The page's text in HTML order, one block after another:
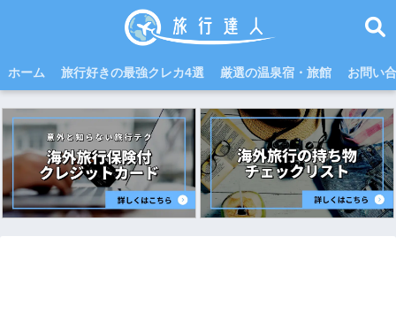
ホーム 旅行好きの最強クレカ4選 厳選の温泉宿・旅館 お問い